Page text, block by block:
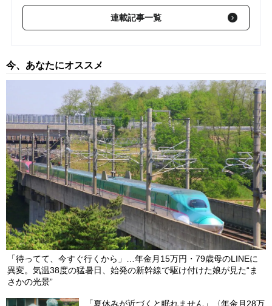
【第64回】 「3年間なにも言われなかったからセーフ」…無申
告・副業年収150万円の38歳男性の勘違い。“4年後”、税務署にあ
【第64回】 税務調査官「これでは認められません」…孫に毎年
110万円を贈り続けてくれた祖父、〈孫への手紙〉が証拠となり
〈675万円〉の課税となった理由【税理士が“年110万円以下の連
年贈与を成功させるポイント”を解説】2026/05/05
【第63回】 成人したらプレゼントしよう…愛する孫の誕生日に
毎年「ゴールドコイン」を買っていた祖父、死去。9ヵ月後、遺
族が税務調査で受けた「驚きの指摘」と無慈悲な結末【税理士が
「金相続の注意点」を解説】2026/04/05
連載記事一覧
今、あなたにオススメ
「待ってて、今すぐ行くから」…年金月15万円・79歳母のLINEに
異変。気温38度の猛暑日、始発の新幹線で駆け付けた娘が見た“ま
さかの光景”
「夏休みが近づくと眠れません」〈年金月28万